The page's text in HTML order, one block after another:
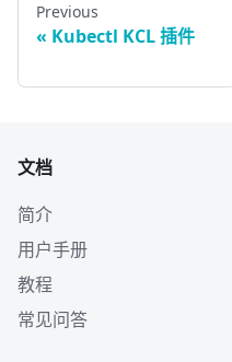
Previous
Kubectl KCL 插件
文档
简介
用户手册
教程
常见问答